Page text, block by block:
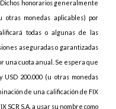
honorarios generalmente
otras monedas aplicables) por
todas o algunas de las
aseguradas o garantizadas
una cuota anual. Se espera que
200.000 (u otras monedas
de una calificación de FIX
SCR S.A. a usar su nombre como